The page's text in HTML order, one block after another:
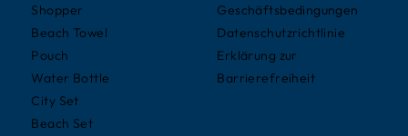
Shopper
Beach Towel
Pouch
Water Bottle
City Set
Beach Set
Geschäftsbedingungen
Datenschutzrichtlinie
Erklärung zur
Barrierefreiheit